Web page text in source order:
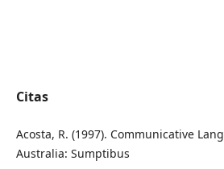
Citas
Acosta, R. (1997). Communicative
Australia: Sumptibus